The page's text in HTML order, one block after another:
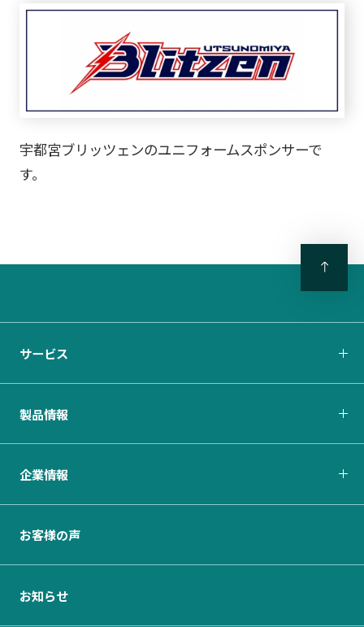
宇都宮ブリッツェンのユニフォームスポンサーで
す。
サービス
製品情報
企業情報
お客様の声
お知らせ